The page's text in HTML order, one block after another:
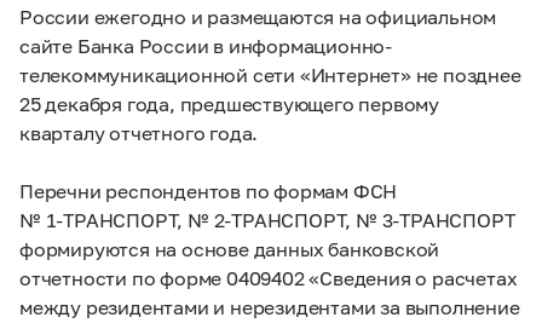
России ежегодно и размещаются на официальном
сайте Банка России в информационно-
телекоммуникационной сети «Интернет» не позднее
25 декабря года, предшествующего первому
кварталу отчетного года.
Перечни респондентов по формам ФСН
№ 1-ТРАНСПОРТ, № 2-ТРАНСПОРТ, № 3-ТРАНСПОРТ
формируются на основе данных банковской
отчетности по форме 0409402 «Сведения о расчетах
между резидентами и нерезидентами за выполнение